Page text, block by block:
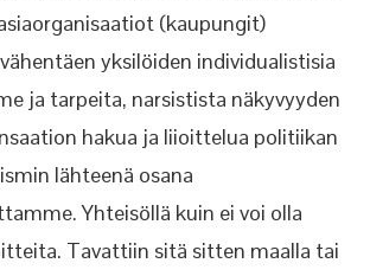
(kaupungit)
yksilöiden individualistisia
ja tarpeita, narsistista näkyvyyden
hakua ja liioittelua politiikan
lähteenä osana
Yhteisöllä kuin ei voi olla
Tavattiin sitä sitten maalla tai